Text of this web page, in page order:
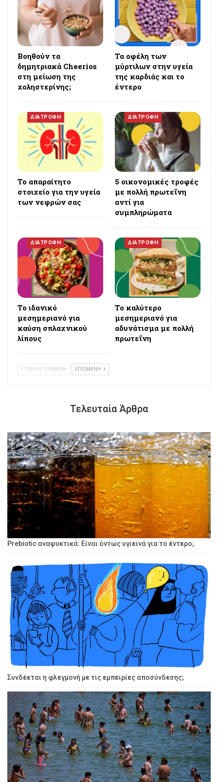
Βοηθούν τα
δημητριακά Cheerios
στη μείωση της
χοληστερίνης;
Τα οφέλη των
μύρτιλων στην υγεία
της καρδιάς και το
έντερο
ΔΙΑΤΡΟΦΗ
Το απαραίτητο
στοιχείο για την υγεία
των νεφρών σας
ΔΙΑΤΡΟΦΗ
5 οικονομικές τροφές
με πολλή πρωτεΐνη
αντί για
συμπληρώματα
ΔΙΑΤΡΟΦΗ
Το ιδανικό
μεσημεριανό για
καύση σπλαχνικού
λίπους
ΔΙΑΤΡΟΦΗ
Το καλύτερο
μεσημεριανό για
αδυνάτισμα με πολλή
πρωτεΐνη
ΠΡΟΗΓΟΥΜΕΝΗ ΕΠΟΜΕΝΗ
Τελευταία Άρθρα
Prebiotic αναψυκτικά: Είναι όντως υγιεινά για το έντερο;
Συνδέεται η φλεγμονή με τις εμπειρίες αποσύνδεσης;